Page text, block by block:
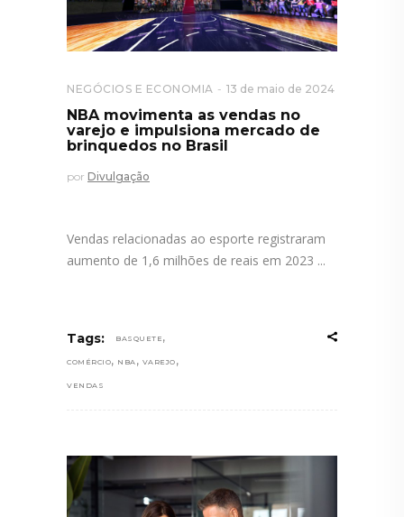
NEGÓCIOS E ECONOMIA 13 de maio de 2024
NBA movimenta as vendas no
varejo e impulsiona mercado de
brinquedos no Brasil
por Divulgação
Vendas relacionadas ao esporte registraram
aumento de 1,6 milhões de reais em 2023
Tags: BASQUETE ,
COMÉRCIO, NBA , VAREJO ,
VENDAS